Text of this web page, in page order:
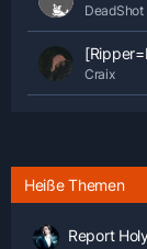
DeadShot
Craix
Heiße Themen
Report